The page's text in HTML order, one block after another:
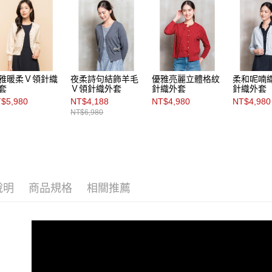
暖柔Ｖ領針織
夜柔詩句結飾羊毛
Ｖ領針織外套
NT$4,188
NT$6,980
優雅亮麗立體格紋
針織外套
NT$4,980
柔和呢喃
針織外套
NT$4,980
明 商品規格 相關推薦